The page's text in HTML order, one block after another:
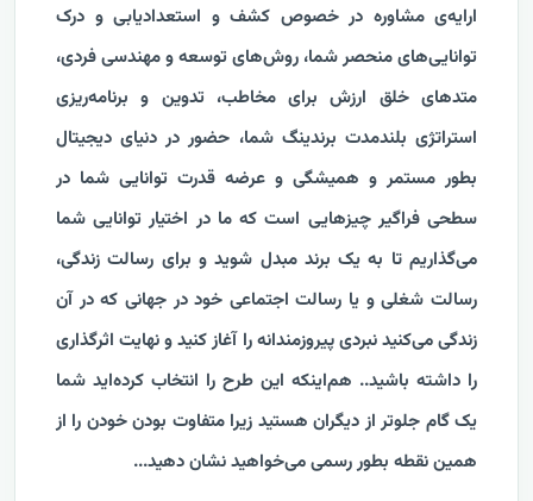
ارایه‌ی مشاوره در خصوص کشف و استعدادیابی و درک
توانایی‌های منحصر شما، روش‌های توسعه و مهندسی فردی،
متدهای خلق ارزش برای مخاطب، تدوین و برنامه‌ریزی
استراتژی بلندمدت برندینگ شما، حضور در دنیای دیجیتال
بطور مستمر و همیشگی و عرضه قدرت توانایی شما در
سطحی فراگیر چیزهایی است که ما در اختیار توانایی شما
می‌گذاریم تا به یک برند مبدل شوید و برای رسالت زندگی،
رسالت شغلی و یا رسالت اجتماعی خود در جهانی که در آن
زندگی می‌کنید نبردی پیروزمندانه را آغاز کنید و نهایت اثرگذاری
را داشته باشید.. هم‌اینکه این طرح را انتخاب کرده‌اید شما
یک گام جلوتر از دیگران هستید زیرا متفاوت بودن خودن را از
همین نقطه بطور رسمی می‌خواهید نشان دهید...